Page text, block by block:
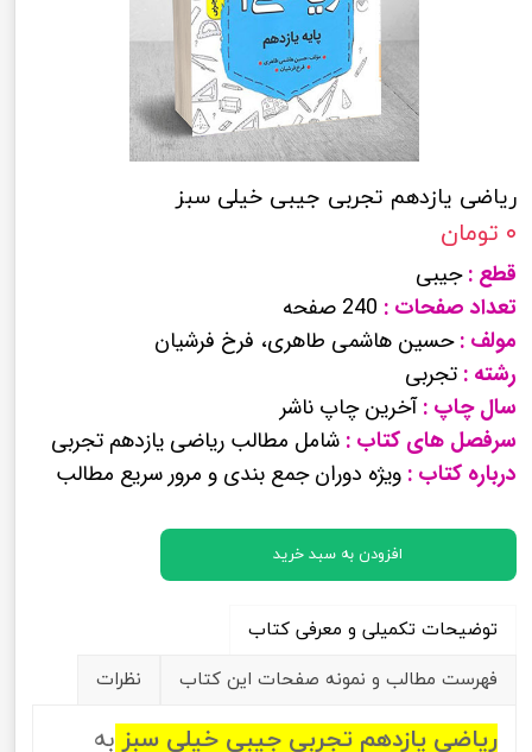
ریاضی یازدهم تجربی جیبی خیلی سبز
۰ تومان
قطع :جیبی
تعداد صفحات : 240 صفحه
مولف :حسین هاشمی طاهری، فرخ فرشیان
رشته : تجربی
سال چاپ :آخرین چاپ ناشر
سرفصل های کتاب : شامل مطالب ریاضی یازدهم تجربی
درباره کتاب : ویژه دوران جمع بندی و مرور سریع مطالب
افزودن به سبد خرید
توضیحات تکمیلی و معرفی کتاب
فهرست مطالب و نمونه صفحات این کتاب
نظرات
ریاضی یازدهم تجربی جیبی خیلی سبز به